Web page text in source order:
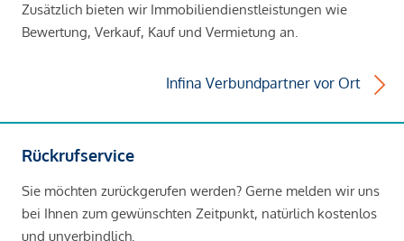
Zusätzlich bieten wir Immobiliendienstleistungen wie
Bewertung, Verkauf, Kauf und Vermietung an.
Infina Verbundpartner vor Ort
Rückrufservice
Sie möchten zurückgerufen werden? Gerne melden wir uns
bei Ihnen zum gewünschten Zeitpunkt, natürlich kostenlos
und unverbindlich.